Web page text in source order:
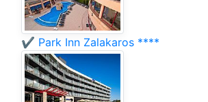
✔️ Park Inn Zalakaros ****